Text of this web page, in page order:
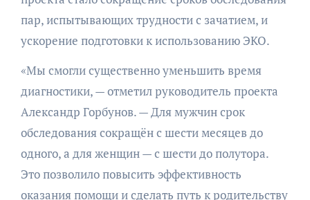
пар, испытывающих трудности с зачатием, и
ускорение подготовки к использованию ЭКО.
«Мы смогли существенно уменьшить время
диагностики, — отметил руководитель проекта
Александр Горбунов. — Для мужчин срок
обследования сокращён с шести месяцев до
одного, а для женщин — с шести до полутора.
Это позволило повысить эффективность
оказания помощи и сделать путь к родительству